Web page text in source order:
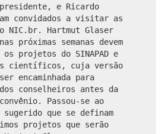
e Ricardo
convidados a visitar as
NIC.br. Hartmut Glaser
próximas semanas devem
projetos do SINAPAD e
científicos, cuja versão
encaminhada para
conselheiros antes da
Passou-se ao
sugerido que se definam
projetos que serão